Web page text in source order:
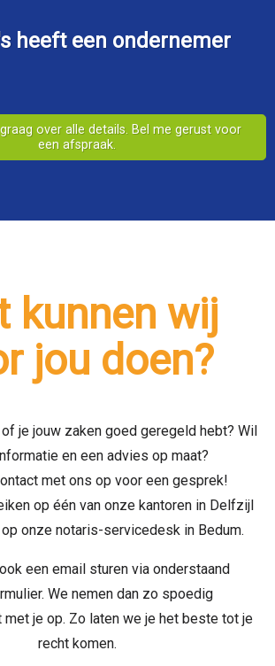
heeft een ondernemer
over alle details. Bel me gerust voor
een afspraak.
kunnen wij
jou doen?
je jouw zaken goed geregeld hebt? Wil
en een advies op maat?
met ons op voor een gesprek!
op één van onze kantoren in Delfzijl
onze notaris-servicedesk in Bedum.
een email sturen via onderstaand
We nemen dan zo spoedig
je op. Zo laten we je het beste tot je
recht komen.